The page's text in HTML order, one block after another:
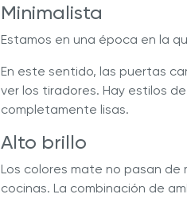
Minimalista
Estamos en una época en la
En este sentido, las puertas
ver los tiradores. Hay estilos
completamente lisas.
Alto brillo
Los colores mate no pasan
cocinas. La combinación de